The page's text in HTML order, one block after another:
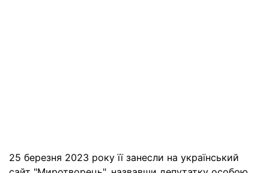
25 березня 2023 року її занесли на український